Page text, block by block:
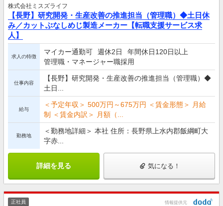
株式会社ミスズライフ
【長野】研究開発・生産改善の推進担当（管理職）◆土日休
み／カットぶなしめじ製造メーカー【転職支援サービス求
人】
求人の特徴
マイカー通勤可 週休2日
年間休日120日以上
管理職・マネージャー職採用
仕事内容
【長野】研究開発・生産改善の推進担当（管理職）◆
土日...
給与
＜予定年収＞ 500万円～675万円 ＜賃金形態＞ 月給
制 ＜賃金内訳＞ 月額（...
勤務地
＜勤務地詳細＞ 本社 住所：長野県上水内郡飯綱町大
字赤...
詳細を見る 気になる！
正社員 情報提供元